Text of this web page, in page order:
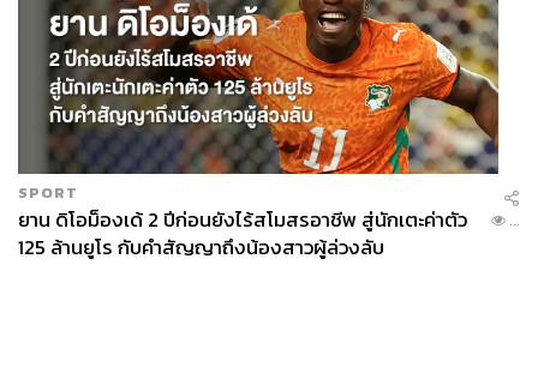
SPORT
ยาน ดิโอม็องเด้ 2 ปีก่อนยังไร้สโมสรอาชีพ สู่นักเตะค่าตัว
125 ล้านยูโร กับคำสัญญาถึงน้องสาวผู้ล่วงลับ
...